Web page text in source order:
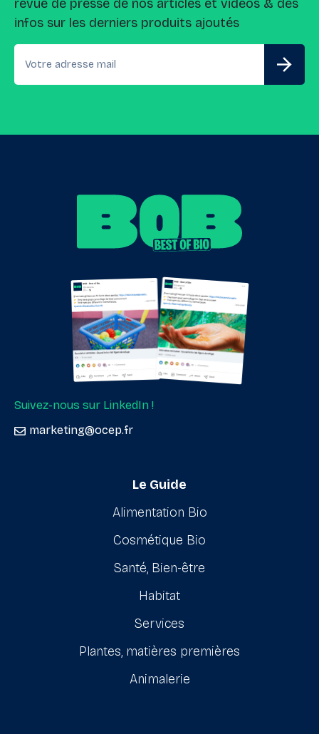
revue de presse de nos articles et vidéos & des
infos sur les derniers produits ajoutés
Suivez-nous sur LinkedIn !
marketing@ocep.fr
Le Guide
Alimentation Bio
Cosmétique Bio
Santé, Bien-être
Habitat
Services
Plantes, matières premières
Animalerie